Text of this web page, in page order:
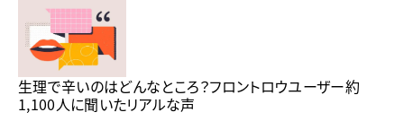
生理で辛いのはどんなところ？フロントロウユーザー約
1,100人に聞いたリアルな声